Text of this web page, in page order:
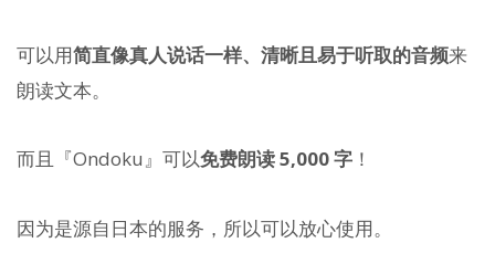
可以用简直像真人说话一样、清晰且易于听取的音频来
朗读文本。
而且『Ondoku』可以免费朗读 5,000 字 ！
因为是源自日本的服务，所以可以放心使用。